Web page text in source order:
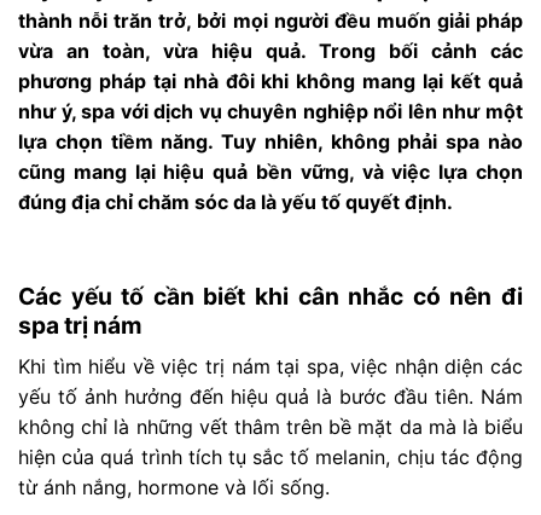
thành nỗi trăn trở, bởi mọi người đều muốn giải pháp
vừa an toàn, vừa hiệu quả. Trong bối cảnh các
phương pháp tại nhà đôi khi không mang lại kết quả
như ý, spa với dịch vụ chuyên nghiệp nổi lên như một
lựa chọn tiềm năng. Tuy nhiên, không phải spa nào
cũng mang lại hiệu quả bền vững, và việc lựa chọn
đúng địa chỉ chăm sóc da là yếu tố quyết định.
Các yếu tố cần biết khi cân nhắc có nên đi
spa trị nám
Khi tìm hiểu về việc trị nám tại spa, việc nhận diện các
yếu tố ảnh hưởng đến hiệu quả là bước đầu tiên. Nám
không chỉ là những vết thâm trên bề mặt da mà là biểu
hiện của quá trình tích tụ sắc tố melanin, chịu tác động
từ ánh nắng, hormone và lối sống.